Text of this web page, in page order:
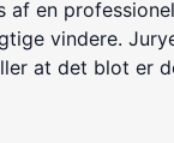
en
vindere.
at det blot er